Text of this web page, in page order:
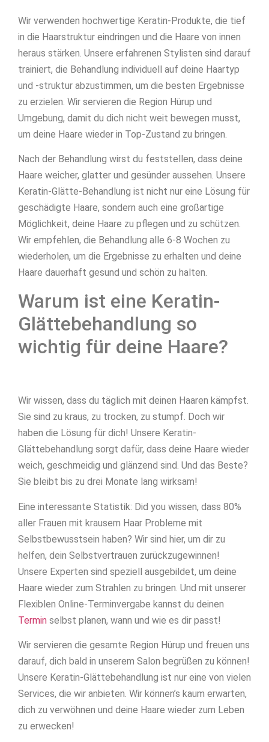
Wir verwenden hochwertige Keratin-Produkte, die tief
in die Haarstruktur eindringen und die Haare von innen
heraus stärken. Unsere erfahrenen Stylisten sind darauf
trainiert, die Behandlung individuell auf deine Haartyp
und -struktur abzustimmen, um die besten Ergebnisse
zu erzielen. Wir servieren die Region Hürup und
Umgebung, damit du dich nicht weit bewegen musst,
um deine Haare wieder in Top-Zustand zu bringen.
Nach der Behandlung wirst du feststellen, dass deine
Haare weicher, glatter und gesünder aussehen. Unsere
Keratin-Glätte-Behandlung ist nicht nur eine Lösung für
geschädigte Haare, sondern auch eine großartige
Möglichkeit, deine Haare zu pflegen und zu schützen.
Wir empfehlen, die Behandlung alle 6-8 Wochen zu
wiederholen, um die Ergebnisse zu erhalten und deine
Haare dauerhaft gesund und schön zu halten.
Warum ist eine Keratin-
Glättebehandlung so
wichtig für deine Haare?
Wir wissen, dass du täglich mit deinen Haaren kämpfst.
Sie sind zu kraus, zu trocken, zu stumpf. Doch wir
haben die Lösung für dich! Unsere Keratin-
Glättebehandlung sorgt dafür, dass deine Haare wieder
weich, geschmeidig und glänzend sind. Und das Beste?
Sie bleibt bis zu drei Monate lang wirksam!
Eine interessante Statistik: Did you wissen, dass 80%
aller Frauen mit krausem Haar Probleme mit
Selbstbewusstsein haben? Wir sind hier, um dir zu
helfen, dein Selbstvertrauen zurückzugewinnen!
Unsere Experten sind speziell ausgebildet, um deine
Haare wieder zum Strahlen zu bringen. Und mit unserer
Flexiblen Online-Terminvergabe kannst du deinen
Termin selbst planen, wann und wie es dir passt!
Wir servieren die gesamte Region Hürup und freuen uns
darauf, dich bald in unserem Salon begrüßen zu können!
Unsere Keratin-Glättebehandlung ist nur eine von vielen
Services, die wir anbieten. Wir können’s kaum erwarten,
dich zu verwöhnen und deine Haare wieder zum Leben
zu erwecken!